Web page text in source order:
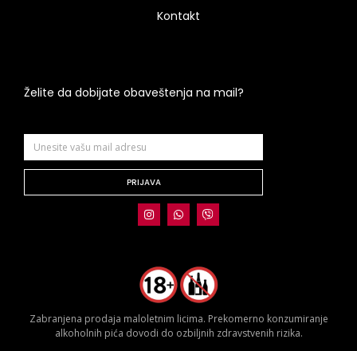
Kontakt
Želite da dobijate obaveštenja na mail?
PRIJAVA
Zabranjena prodaja maloletnim licima. Prekomerno konzumiranje
alkoholnih pića dovodi do ozbiljnih zdravstvenih rizika.